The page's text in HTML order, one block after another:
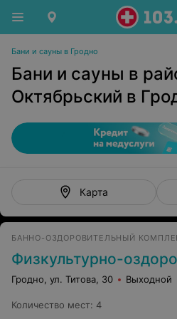
Бани и сауны в Гродно
Бани и сауны в
Октябрьский в
Карта
БАННО-ОЗДОРОВИТЕЛЬНЫЙ
Физкультурно-оздоровительный
Гродно, ул. Титова, 30 Выходной
Количество мест: 4